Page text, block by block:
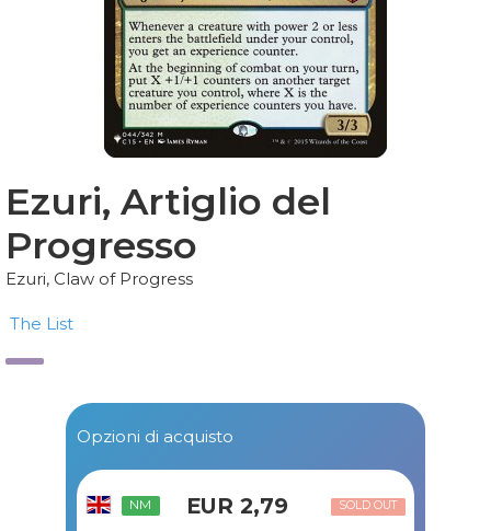
Ezuri, Artiglio del
Progresso
Ezuri, Claw of Progress
The List
Opzioni di acquisto
NM EUR 2,79 SOLD OUT